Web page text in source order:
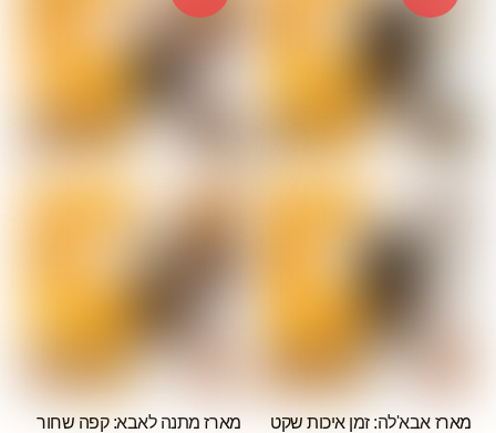
מארז אבא'לה: זמן איכות שקט
מארז מתנה לאבא: קפה שחור